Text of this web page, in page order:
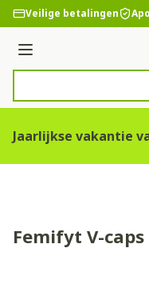
Ga naar de inhoud
Veilige betalingen
Menu
Jaarlijkse vakantie
Femifyt V-caps